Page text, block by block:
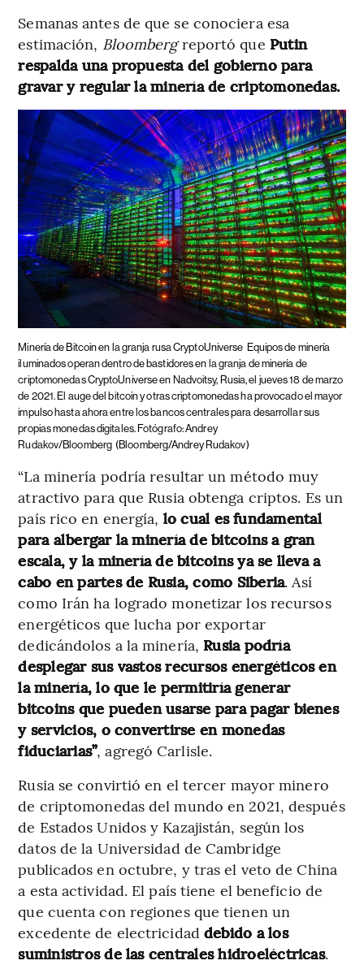
Semanas antes de que se conociera esa
estimación, Bloombergreportó que Putin
respalda una propuesta del gobierno para
gravar y regular la minería de criptomonedas.
Minería de Bitcoin en la granja rusa CryptoUniverse Equipos de minería
iluminados operan dentro de bastidores en la granja de minería de
criptomonedas CryptoUniverse en Nadvoitsy, Rusia, el jueves 18 de marzo
de 2021. El auge del bitcoin y otras criptomonedas ha provocado el mayor
impulso hasta ahora entre los bancos centrales para desarrollar sus
propias monedas digitales. Fotógrafo: Andrey
Rudakov/Bloomberg (Bloomberg/Andrey Rudakov)
“La minería podría resultar un método muy
atractivo para que Rusia obtenga criptos. Es un
país rico en energía, lo cual es fundamental
para albergar la minería de bitcoins a gran
escala, y la minería de bitcoins ya se lleva a
cabo en partes de Rusia, como Siberia. Así
como Irán ha logrado monetizar los recursos
energéticos que lucha por exportar
dedicándolos a la minería, Rusia podría
desplegar sus vastos recursos energéticos en
la minería, lo que le permitiría generar
bitcoins que pueden usarse para pagar bienes
y servicios, o convertirse en monedas
fiduciarias”, agregó Carlisle.
Rusia se convirtió en el tercer mayor minero
de criptomonedas del mundo en 2021, después
de Estados Unidos y Kazajistán, según los
datos de la Universidad de Cambridge
publicados en octubre, y tras el veto de China
a esta actividad. El país tiene el beneficio de
que cuenta con regiones que tienen un
excedente de electricidad debido a los
suministros de las centrales hidroeléctricas.